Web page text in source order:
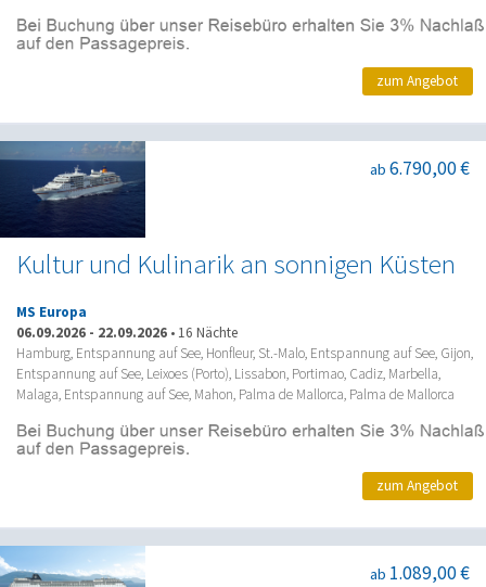
zum Angebot
Kultur und Kulinarik an sonnigen Küsten
ab 6.790,00 €
MS Europa
06.09.2026 - 22.09.2026 • 16 Nächte
Hamburg, Entspannung auf See, Honfleur, St.-Malo, Entspannung auf See, Gijon,
Entspannung auf See, Leixoes (Porto), Lissabon, Portimao, Cadiz, Marbella,
Malaga, Entspannung auf See, Mahon, Palma de Mallorca, Palma de Mallorca
zum Angebot
ab 1.089,00 €